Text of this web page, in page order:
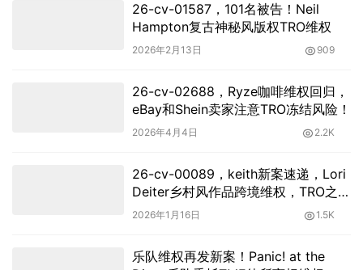
26-cv-01587，101名被告！Neil
Hampton复古神秘风版权TRO维权
2026年2月13日 909
26-cv-02688，Ryze咖啡维权回归，
eBay和Shein卖家注意TRO冻结风险！
2026年4月4日 2.2K
26-cv-00089，keith新案速递，Lori
Deiter乡村风作品跨境维权，TRO之箭
已上弦！
2026年1月16日 1.5K
乐队维权再发新案！Panic! at the